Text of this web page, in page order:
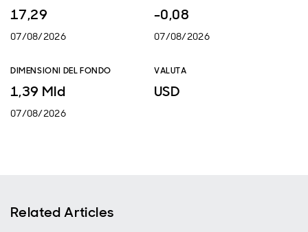
17,29
07/08/2026
-0,08
07/08/2026
DIMENSIONI DEL FONDO
1,39 Mld
07/08/2026
VALUTA
USD
Related Articles